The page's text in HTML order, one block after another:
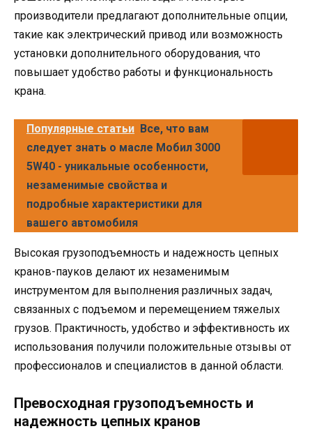
производители предлагают дополнительные опции,
такие как электрический привод или возможность
установки дополнительного оборудования, что
повышает удобство работы и функциональность
крана.
Популярные статьи Все, что вам
следует знать о масле Мобил 3000
5W40 - уникальные особенности,
незаменимые свойства и
подробные характеристики для
вашего автомобиля
Высокая грузоподъемность и надежность цепных
кранов-пауков делают их незаменимым
инструментом для выполнения различных задач,
связанных с подъемом и перемещением тяжелых
грузов. Практичность, удобство и эффективность их
использования получили положительные отзывы от
профессионалов и специалистов в данной области.
Превосходная грузоподъемность и
надежность цепных кранов